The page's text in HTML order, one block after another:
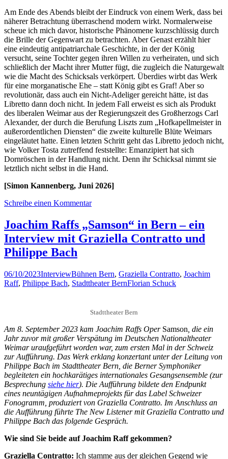
Am Ende des Abends bleibt der Eindruck von einem Werk, dass bei
näherer Betrachtung überraschend modern wirkt. Normalerweise
scheue ich mich davor, historische Phänomene kurzschlüssig durch
die Brille der Gegenwart zu betrachten. Aber Genast erzählt hier
eine eindeutig antipatriarchale Geschichte, in der der König
versucht, seine Tochter gegen ihren Willen zu verheiraten, und sich
schließlich der Macht ihrer Mutter fügt, die zugleich die Naturgewalt
wie die Macht des Schicksals verkörpert. Überdies wirbt das Werk
für eine morganatische Ehe – statt König gibt es Graf! Aber so
revolutionär, dass auch ein Nicht-Adeliger gereicht hätte, ist das
Libretto dann doch nicht. In jedem Fall erweist es sich als Produkt
des liberalen Weimar aus der Regierungszeit des Großherzogs Carl
Alexander, der durch die Berufung Liszts zum „Hofkapellmeister in
außerordentlichen Diensten“ die zweite kulturelle Blüte Weimars
eingeläutet hatte. Einen letzten Schritt geht das Libretto jedoch nicht,
wie Volker Tosta zutreffend feststellte: Emanzipiert hat sich
Dornröschen in der Handlung nicht. Denn ihr Schicksal nimmt sie
letztlich nicht selbst in die Hand.
[Simon Kannenberg, Juni 2026]
Schreibe einen Kommentar
Joachim Raffs „Samson“ in Bern – ein
Interview mit Graziella Contratto und
Philippe Bach
06/10/2023InterviewBühnen Bern, Graziella Contratto, Joachim
Raff, Philippe Bach, Stadttheater BernFlorian Schuck
Stadttheater Bern
Am 8. September 2023 kam Joachim Raffs Oper Samson , die ein
Jahr zuvor mit großer Verspätung im Deutschen Nationaltheater
Weimar uraufgeführt worden war, zum ersten Mal in der Schweiz
zur Aufführung. Das Werk erklang konzertant unter der Leitung von
Philippe Bach im Stadttheater Bern, die Berner Symphoniker
begleiteten ein hochkarätiges internationales Gesangsensemble (zur
Besprechung siehe hier). Die Aufführung bildete den Endpunkt
eines neuntägigen Aufnahmeprojekts für das Label Schweizer
Fonogramm, produziert von Graziella Contratto. Im Anschluss an
die Aufführung führte The New Listener mit Graziella Contratto und
Philippe Bach das folgende Gespräch.
Wie sind Sie beide auf Joachim Raff gekommen?
Graziella Contratto: Ich stamme aus der gleichen Gegend wie